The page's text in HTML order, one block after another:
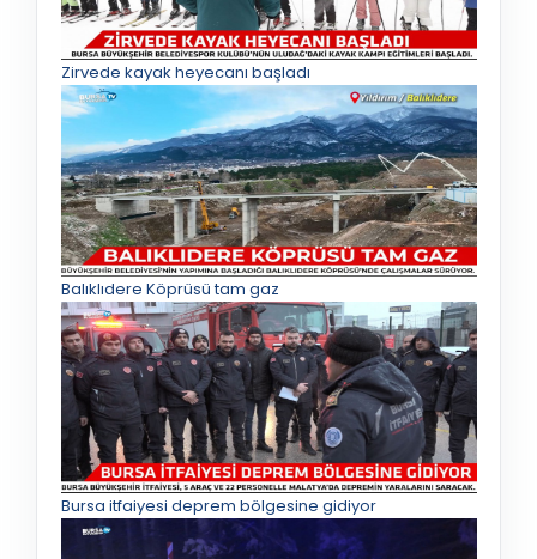
Zirvede kayak heyecanı başladı
Balıklıdere Köprüsü tam gaz
Bursa itfaiyesi deprem bölgesine gidiyor